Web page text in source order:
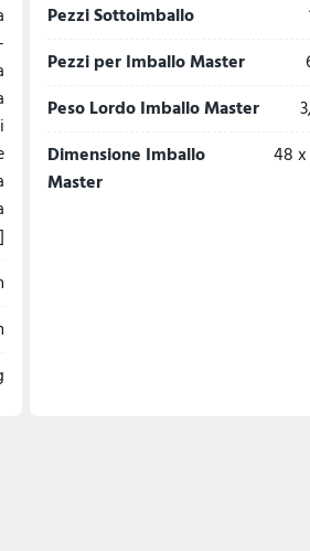
Pezzi Sottoimballo
Pezzi per Imballo Master
Peso Lordo Imballo Master
Dimensione Imballo
Master
48